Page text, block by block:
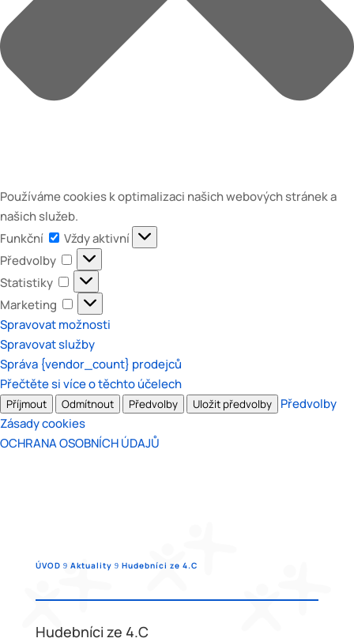
Používáme cookies k optimalizaci našich webových stránek a
našich služeb.
Funkční
Funkční
Vždy aktivní
Předvolby
Předvolby
Statistiky
Statistiky
Marketing
Marketing
Spravovat možnosti
Spravovat služby
Správa {vendor_count} prodejců
Přečtěte si více o těchto účelech
Příjmout Odmítnout Předvolby Uložit předvolby
Předvolby
Zásady cookies
OCHRANA OSOBNÍCH ÚDAJŮ
ÚVOD 9 Aktuality 9 Hudebníci ze 4.C
Hudebníci ze 4.C